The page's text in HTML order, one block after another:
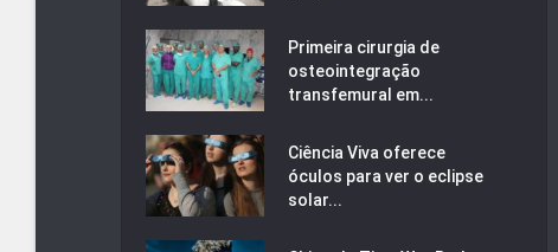
Primeira cirurgia de
osteointegração
transfemural em...
Ciência Viva oferece
óculos para ver o eclipse
solar...